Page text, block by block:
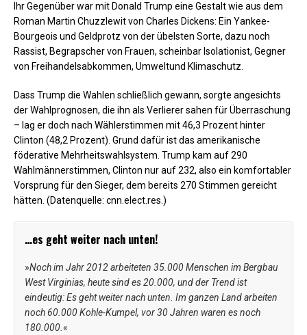
Ihr Gegenüber war mit Donald Trump eine Gestalt wie aus dem
Roman Martin Chuzzlewit von Charles Dickens: Ein Yankee-
Bourgeois und Geldprotz von der übelsten Sorte, dazu noch
Rassist, Begrapscher von Frauen, scheinbar Isolationist, Gegner
von Freihandelsabkommen, Umweltund Klimaschutz.
Dass Trump die Wahlen schließlich gewann, sorgte angesichts
der Wahlprognosen, die ihn als Verlierer sahen für Überraschung
– lag er doch nach Wählerstimmen mit 46,3 Prozent hinter
Clinton (48,2 Prozent). Grund dafür ist das amerikanische
föderative Mehrheitswahlsystem. Trump kam auf 290
Wahlmännerstimmen, Clinton nur auf 232, also ein komfortabler
Vorsprung für den Sieger, dem bereits 270 Stimmen gereicht
hätten. (Datenquelle: cnn.elect.res.)
…es geht weiter nach unten!
»Noch im Jahr 2012 arbeiteten 35.000 Menschen im Bergbau
West Virginias, heute sind es 20.000, und der Trend ist
eindeutig: Es geht weiter nach unten. Im ganzen Land arbeiten
noch 60.000 Kohle-Kumpel, vor 30 Jahren waren es noch
180.000.«